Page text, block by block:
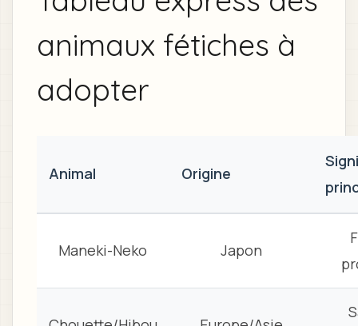
animaux fétiches à
adopter
Animal Origine
Maneki-Neko Japon